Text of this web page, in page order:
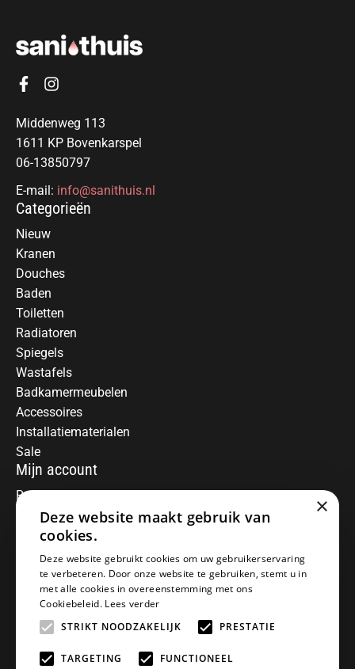
Middenweg 113
1611 KP Bovenkarspel
06-13850797
E-mail: info@sanithuis.nl
Categorieën
Nieuw
Kranen
Douches
Baden
Toiletten
Radiatoren
Spiegels
Wastafels
Badkamermeubelen
Accessoires
Installatiematerialen
Sale
Mijn account
Registreren
Mijn bestellingen
Informatie
Over ons
Algemene voorwaarden
Disclaimer
Privacy Policy
Betaalmethoden
Retourneren
×
Deze website maakt gebruik van
cookies.
Deze website gebruikt cookies om uw gebruikerservaring
te verbeteren. Door onze website te gebruiken, stemt u in
met alle cookies in overeenstemming met ons
Cookiebeleid. Lees verder
STRIKT NOODZAKELIJK
PRESTATIE
TARGETING FUNCTIONEEL